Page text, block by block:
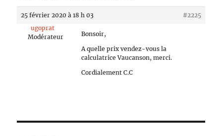
25 février 2020 à 18 h 03
#2225
ugoprat
Modérateur
Bonsoir,
A quelle prix vendez-vous la
calculatrice Vaucanson, merci.
Cordialement C.C